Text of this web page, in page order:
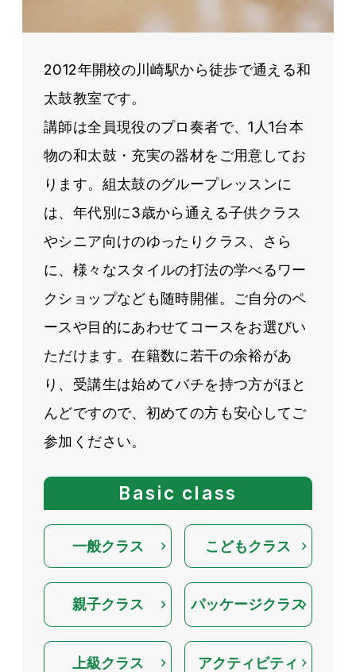
2012年開校の川崎駅から徒歩で通える和
太鼓教室です。
講師は全員現役のプロ奏者で、1人1台本
物の和太鼓・充実の器材をご用意してお
ります。組太鼓のグループレッスンに
は、年代別に3歳から通える子供クラス
やシニア向けのゆったりクラス、さら
に、様々なスタイルの打法の学べるワー
クショップなども随時開催。ご自分のペ
ースや目的にあわせてコースをお選びい
ただけます。在籍数に若干の余裕があ
り、受講生は始めてバチを持つ方がほと
んどですので、初めての方も安心してご
参加ください。
Basic class
一般クラス こどもクラス
親子クラス パッケージクラス
上級クラス アクティビティ